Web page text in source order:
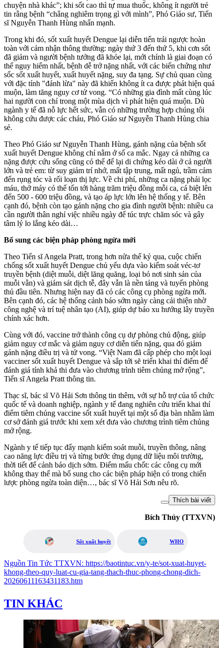
chuyện nhà khác”; khi sốt cao thì tự mua thuốc, không ít người trẻ
tin rằng bệnh “chẳng nghiêm trọng gì với mình”, Phó Giáo sư, Tiến
sĩ Nguyễn Thanh Hùng nhấn mạnh.
Trong khi đó, sốt xuất huyết Dengue lại diễn tiến trái ngược hoàn
toàn với cảm nhận thông thường: ngày thứ 3 đến thứ 5, khi cơn sốt
đã giảm và người bệnh tưởng đã khỏe lại, mới chính là giai đoạn có
thể nguy hiểm nhất, bệnh dễ trở nặng nhất, với các biến chứng như
sốc sốt xuất huyết, xuất huyết nặng, suy đa tạng. Sự chủ quan cùng
với đặc tính "đánh lừa" này đã khiến không ít ca được phát hiện quá
muộn, làm tăng nguy cơ tử vong. “Có những gia đình mất cùng lúc
hai người con chỉ trong một mùa dịch vì phát hiện quá muộn. Dù
ngành y tế đã nỗ lực hết sức, vẫn có những trường hợp chúng tôi
không cứu được các cháu, Phó Giáo sư Nguyễn Thanh Hùng chia
sẻ.
Theo Phó Giáo sư Nguyễn Thanh Hùng, gánh nặng của bệnh sốt
xuất huyết Dengue không chỉ nằm ở số ca mắc. Ngay cả những ca
nặng được cứu sống cũng có thể để lại di chứng kéo dài ở cả người
lớn và trẻ em: từ suy giảm trí nhớ, mất tập trung, mất ngủ, trầm cảm
đến rụng tóc và rối loạn thị lực. Về chi phí, những ca nặng phải lọc
máu, thở máy có thể tốn tới hàng trăm triệu đồng mỗi ca, cá biệt lên
đến 500 - 600 triệu đồng, và tạo áp lực lớn lên hệ thống y tế. Bên
cạnh đó, bệnh còn tạo gánh nặng cho gia đình người bệnh: nhiều ca
cần người thân nghỉ việc nhiều ngày để túc trực chăm sóc và gây
tâm lý lo lắng kéo dài…
Bổ sung các biện pháp phòng ngừa mới
Theo Tiến sĩ Angela Pratt, trong hơn nửa thế kỷ qua, cuộc chiến
chống sốt xuất huyết Dengue chủ yếu dựa vào kiểm soát véc-tơ
truyền bệnh (diệt muỗi, diệt lăng quăng, loại bỏ nơi sinh sản của
muỗi vằn) và giám sát dịch tễ, đây vẫn là nền tảng và tuyến phòng
thủ đầu tiên. Nhưng hiện nay đã có các công cụ phòng ngừa mới.
Bên cạnh đó, các hệ thống cảnh báo sớm ngày càng cải thiện nhờ
công nghệ và trí tuệ nhân tạo (AI), giúp dự báo xu hướng lây truyền
chính xác hơn.
Cùng với đó, vaccine trở thành công cụ dự phòng chủ động, giúp
giảm nguy cơ mắc và giảm nguy cơ diễn tiến nặng, qua đó giảm
gánh nặng điều trị và tử vong. “Việt Nam đã cấp phép cho một loại
vacciner sốt xuất huyết Dengue và sắp tới sẽ triển khai thí điểm để
đánh giá tính khả thi đưa vào chương trình tiêm chủng mở rộng”,
Tiến sĩ Angela Pratt thông tin.
Thạc sĩ, bác sĩ Võ Hải Sơn thông tin thêm, với sự hỗ trợ của tổ chức
quốc tế và doanh nghiệp, ngành y tế đang nghiên cứu triển khai thí
điểm tiêm chủng vaccine sốt xuất huyết tại một số địa bàn nhằm làm
cơ sở đánh giá trước khi xem xét đưa vào chương trình tiêm chủng
mở rộng.
Ngành y tế tiếp tục đẩy mạnh kiểm soát muỗi, truyền thông, nâng
cao năng lực điều trị và từng bước ứng dụng dữ liệu môi trường,
thời tiết để cảnh báo dịch sớm. Điểm mấu chốt: các công cụ mới
không thay thế mà bổ sung cho các biện pháp hiện có trong chiến
lược phòng ngừa toàn diện…, bác sĩ Võ Hải Sơn nêu rõ.
Thích bài viết
Bích Thủy (TTXVN)
Sốt xuất huyết WHO
Nguồn Tin Tức TTXVN: https://baotintuc.vn/y-te/sot-xuat-huyet-
khong-theo-quy-luat-cu-gia-tang-thach-thuc-phong-chong-dich-
20260611163431183.htm
TIN KHÁC